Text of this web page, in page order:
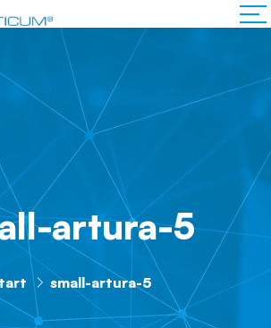
artura-5
small-artura-5